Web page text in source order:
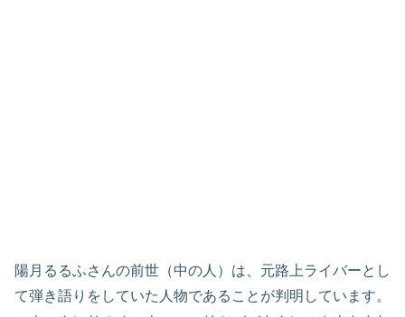
陽月るるふさんの前世（中の人）は、元路上ライバーとし
て弾き語りをしていた人物であることが判明しています。